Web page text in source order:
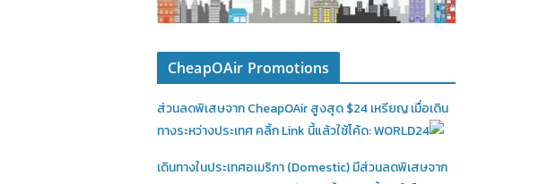
CheapOAir Promotions
ส่วนลดพิเสษจาก CheapOAir สูงสุด $24 เหรียญ เมื่อเดิน
ทางระหว่างประเทศ คลิ้ก Link นี้แล้วใช้โค้ด: WORLD24
เดินทางในประเทศอเมริกา (Domestic)มีส่วนลดพิเสษจาก